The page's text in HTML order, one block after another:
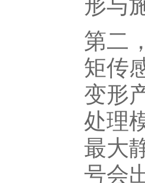
形与
第二
矩传
变形
处理
最大
号会